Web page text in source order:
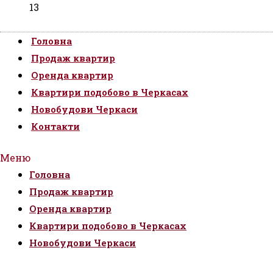
13
Головна
Продаж квартир
Оренда квартир
Квартири подобово в Черкасах
Новобудови Черкаси
Контакти
Меню
Головна
Продаж квартир
Оренда квартир
Квартири подобово в Черкасах
Новобудови Черкаси